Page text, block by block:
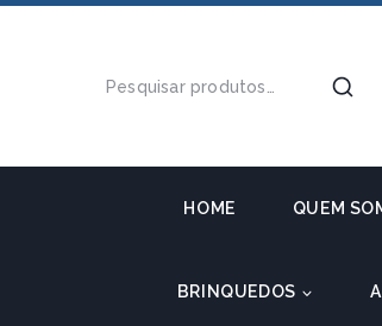
HOME QUEM
BRINQUEDOS